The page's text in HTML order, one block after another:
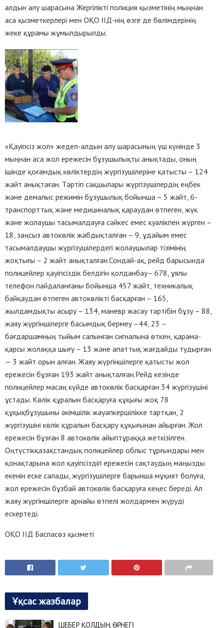
алдын алу шарасына Жергілікті полиция қызметінің мыңнан
аса қызметкерлері мен ОҚО ІІД-нің өзге де бөлімдерінің
жеке құрамы жұмылдырылды.
«Қауіпсіз жол» жедел-алдын алу шарасының үш күнінде 3
мыңнан аса жол ережесін бұзушылықты анықтады, оның
ішінде қоғамдық көліктердің жүргізушілеріне қатысты – 124
жайт анықтаған. Тәртіп сақшылары жүргізушілердің еңбек
және демалыс режимін бұзушылық бойынша – 5 жайт, 6-
транспорттық және медициналық қараудан өтпеген, жүк
және жолаушы тасымалдауға сәйкес емес куәлікпен жүрген –
18, заңсыз автокөлік жабдықталған – 9, ұдайым емес
тасымалдаушы жүргізушілердегі жолаушылар тізімінің
жоқтығы – 2 жайт анықталған.Сондай-ақ, рейд барысында
полицейлер қауіпсіздік белдігін қолданбау– 678, ұялы
телефон пайдаланғаны бойынша 457 жайт, техникалық
байқаудан өтпеген автокөлікті басқарған – 165,
жылдамдықты асыру – 134, маневр жасау тәртібін бұзу – 88,
жаяу жүргіншілерге басымдық бермеу –44, 23 –
бағдаршамның тыйым салынған сигналына өткен, қарама-
қарсы жолаққа шығу – 13 және апаттық жағдайды тудырған
— 3 жайт орын алған. Жаяу жүргіншілерге қатысты жол
ережесін бұзған 193 жайт анықталған.Рейд кезінде
полицейлер масаң күйде автокөлік басқарған 34 жүргізушіні
ұстады. Көлік құралын басқаруға құқығы жоқ 78
құқықбұзушыны әкімшілік жауапкершілікке тартқан, 2
жүргізушіні көлік құралын басқару құқығынан айырған. Жол
ережесін бұзған 8 автокөлік айыптұраққа жеткізілген.
Оңтүстікқазақстандық полицейлер облыс тұрғындары мен
қонақтарына жол қауіпсіздігі ережесін сақтаудың маңызды
екенін еске салады, жүргізушілерге барынша мұқият болуға,
жол ережесін бұзбай автокөлік басқаруға кеңес береді. Ал
жаяу жүргіншілерге арнайы өтпелі жолдармен жүруді
ескертеді.
ОҚО ІІД Баспасөз қызметі
Ұқсас жазбалар
ШЕБЕР ҚОЛДЫҢ ӨРНЕГІ